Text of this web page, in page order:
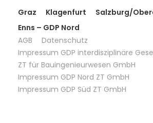
Graz Klagenfurt Salzburg/
Enns – GDP Nord
AGB
Datenschutz
Impressum GDP interdisziplinäre
ZT für Bauingenieurwesen GmbH
Impressum GDP Nord ZT GmbH
Impressum GDP Süd ZT GmbH